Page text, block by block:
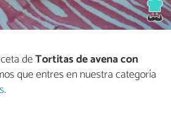
deTortitas de avena con
que entres en nuestra categoría
.